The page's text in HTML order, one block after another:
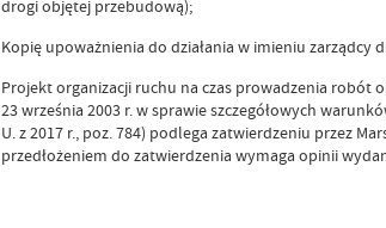
drogi objętej przebudową);
Kopię upoważnienia do działania w imieniu zarządcy
Projekt organizacji ruchu na czas prowadzenia robót
23 września 2003 r. w sprawie szczegółowych
U. z 2017 r., poz. 784) podlega zatwierdzeniu przez
przedłożeniem do zatwierdzenia wymaga opinii